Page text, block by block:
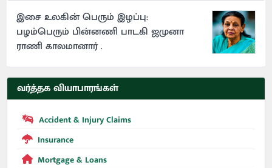
இசை உலகின் பெரும் இழப்பு:
பழம்பெரும் பின்னணி பாடகி ஜமுனா
ராணி காலமானார் .
வர்த்தக வியாபாரங்கள்
Accident & Injury Claims
Insurance
Mortgage & Loans